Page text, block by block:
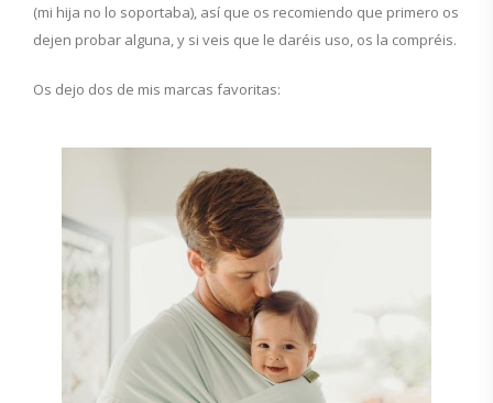
(mi hija no lo soportaba), así que os recomiendo que primero os
dejen probar alguna, y si veis que le daréis uso, os la compréis.
Os dejo dos de mis marcas favoritas: